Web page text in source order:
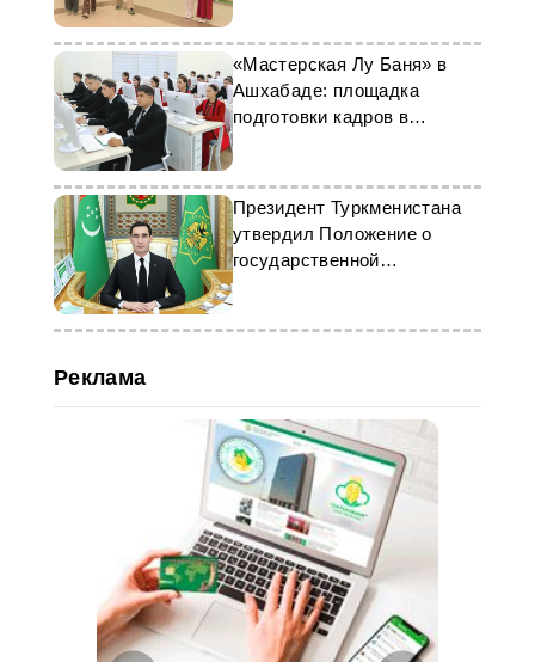
«Мастерская Лу Баня» в
Ашхабаде: площадка
подготовки кадров в
нефтегазовой сфере
Президент Туркменистана
утвердил Положение о
государственной
аккредитации
образовательной
деятельности
Реклама